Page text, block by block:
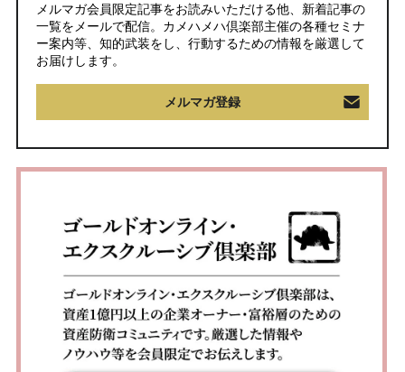
メルマガ会員限定記事をお読みいただける他、新着記事の
一覧をメールで配信。カメハメハ倶楽部主催の各種セミナ
ー案内等、知的武装をし、行動するための情報を厳選して
お届けします。
メルマガ登録